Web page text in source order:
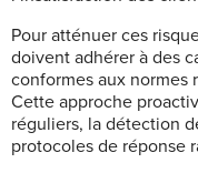
Pour atténuer ces
doivent adhérer à des
conformes aux normes
Cette approche
réguliers, la détection
protocoles de réponse